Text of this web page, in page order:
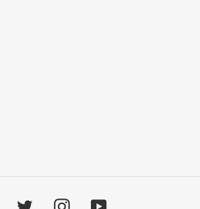
Facebook Twitter InstagramYouTube